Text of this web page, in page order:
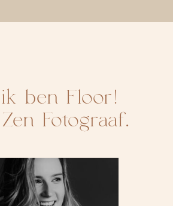
ben Floor!
Fotograaf.